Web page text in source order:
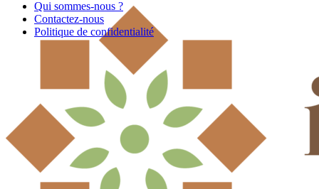
Qui sommes-nous ?
Contactez-nous
Politique de confidentialité